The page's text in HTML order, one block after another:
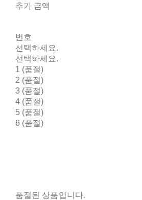
추가 금액
번호
선택하세요.
선택하세요.
1 (품절)
2 (품절)
3 (품절)
4 (품절)
5 (품절)
6 (품절)
품절된 상품입니다.